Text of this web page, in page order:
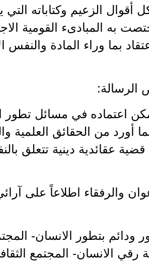
أقوال الزعيم وكتاباته
به المبادىء القومية
بما وراء المادة والنفس
اعتماده في مسائل تطور
أورد من الحقائق العلمية
عقائدية دينية تتعلق
والرفقاء اطلاعاً على
ودائم بتطور الانسان-
رقي الانسان- المجتمع